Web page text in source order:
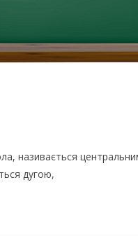
називається
дугою,